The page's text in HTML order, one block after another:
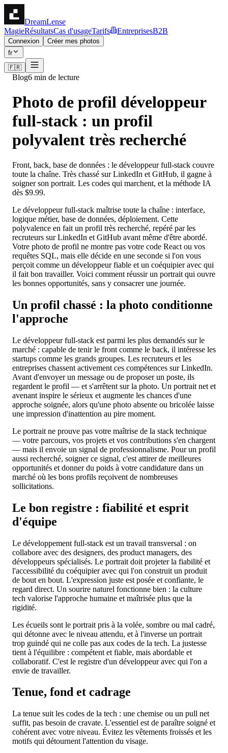
DreamLense
MagieRésultatsCas d'usageTarifs EntreprisesB2B
Connexion
Créer mes photos
fr
🇫🇷
Blog6 min de lecture
Photo de profil développeur
full-stack : un profil
polyvalent très recherché
Front, back, base de données : le développeur full-stack couvre
toute la chaîne. Très chassé sur LinkedIn et GitHub, il gagne à
soigner son portrait. Les codes qui marchent, et la méthode IA
dès $9.99.
Le développeur full-stack maîtrise toute la chaîne : interface,
logique métier, base de données, déploiement. Cette
polyvalence en fait un profil très recherché, repéré par les
recruteurs sur LinkedIn et GitHub avant même d'être abordé.
Votre photo de profil ne montre pas votre code React ou vos
requêtes SQL, mais elle décide en une seconde si l'on vous
perçoit comme un développeur fiable et un coéquipier avec qui
il fait bon travailler. Voici comment réussir un portrait qui ouvre
les bonnes opportunités, sans y consacrer une journée.
Un profil chassé : la photo conditionne
l'approche
Le développeur full-stack est parmi les plus demandés sur le
marché : capable de tenir le front comme le back, il intéresse les
startups comme les grands groupes. Les recruteurs et les
entreprises chassent activement ces compétences sur LinkedIn.
Avant d'envoyer un message ou de proposer un poste, ils
regardent le profil — et s'arrêtent sur la photo. Un portrait net et
avenant inspire le sérieux et augmente les chances d'une
approche soignée, alors qu'une photo absente ou bricolée laisse
une impression d'inattention au pire moment.
Le portrait ne prouve pas votre maîtrise de la stack technique
— votre parcours, vos projets et vos contributions s'en chargent
— mais il envoie un signal de professionnalisme. Pour un profil
aussi recherché, soigner ce signal, c'est attirer de meilleures
opportunités et donner du poids à votre candidature dans un
marché où les bons profils reçoivent de nombreuses
sollicitations.
Le bon registre : fiabilité et esprit
d'équipe
Le développement full-stack est un travail transversal : on
collabore avec des designers, des product managers, des
développeurs spécialisés. Le portrait doit projeter la fiabilité et
l'accessibilité du coéquipier avec qui l'on construit un produit
de bout en bout. L'expression juste est posée et confiante, le
regard direct. Un sourire naturel fonctionne bien : la culture
tech valorise l'approche humaine et maîtrisée plus que la
rigidité.
Les écueils sont le portrait pris à la volée, sombre ou mal cadré,
qui détonne avec le niveau attendu, et à l'inverse un portrait
trop guindé qui ne colle pas aux codes de la tech. La justesse
tient à l'équilibre : compétent et fiable, mais abordable et
collaboratif. C'est le registre d'un développeur avec qui l'on a
envie de travailler.
Tenue, fond et cadrage
La tenue suit les codes de la tech : une chemise ou un pull net
suffit, pas besoin de cravate. L'essentiel est de paraître soigné et
cohérent avec votre niveau. Évitez les vêtements froissés et les
motifs qui détournent l'attention du visage.